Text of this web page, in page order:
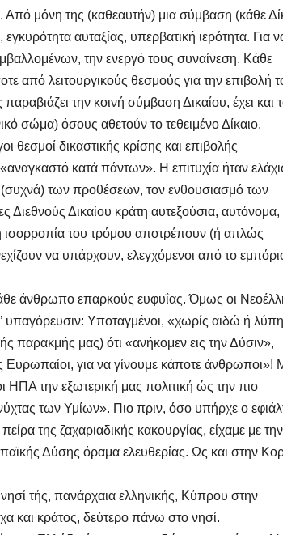
Από μόνη της (καθεαυτήν) μια σύμβαση (κάθε
αυταξίας, υπερβατική ιερότητα. Για
την ενεργό τους συναίνεση. Κάθε
από λειτουργικούς θεσμούς για την επιβολή
την κοινή σύμβαση Δικαίου, έχει και
σώμα) όσους αθετούν το τεθειμένο Δίκαιο.
θεσμοί δικαστικής κρίσης και επιβολής
κατά πάντων». Η επιτυχία ήταν
των προθέσεων, τον ενθουσιασμό των
Διεθνούς Δικαίου κράτη αυτεξούσια, αυτόνομα,
ισορροπία του τρόμου αποτρέπουν (ή απλώς
να υπάρχουν, ελεγχόμενοι από το
άνθρωπο επαρκούς ευφυΐας. Όμως οι
υπαγόρευσιν: Υποταγμένοι, «χωρίς αιδώ ή
παρακμής μας) ότι «ανήκομεν εις την Δύσιν»,
Ευρωπαίοι, για να γίνουμε κάποτε άνθρωποι»!
ΗΠΑ την εξωτερική μας πολιτική ώς την πιο
των Υμίων». Πιο πριν, όσο υπήρχε ο
της ζαχαριαδικής κακουργίας, είχαμε με την
Δύσης όραμα ελευθερίας. Ως και στην
τής, πανάρχαια ελληνικής, Κύπρου στην
και κράτος, δεύτερο πάνω στο νησί.